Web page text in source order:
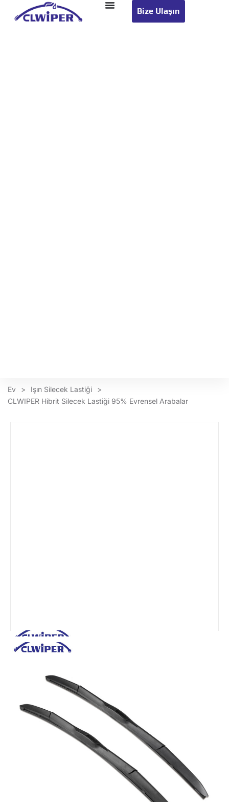
Bize Ulaşın
Ev > Işın Silecek Lastiği
>
CLWIPER Hibrit Silecek Lastiği 95% Evrensel Arabalar